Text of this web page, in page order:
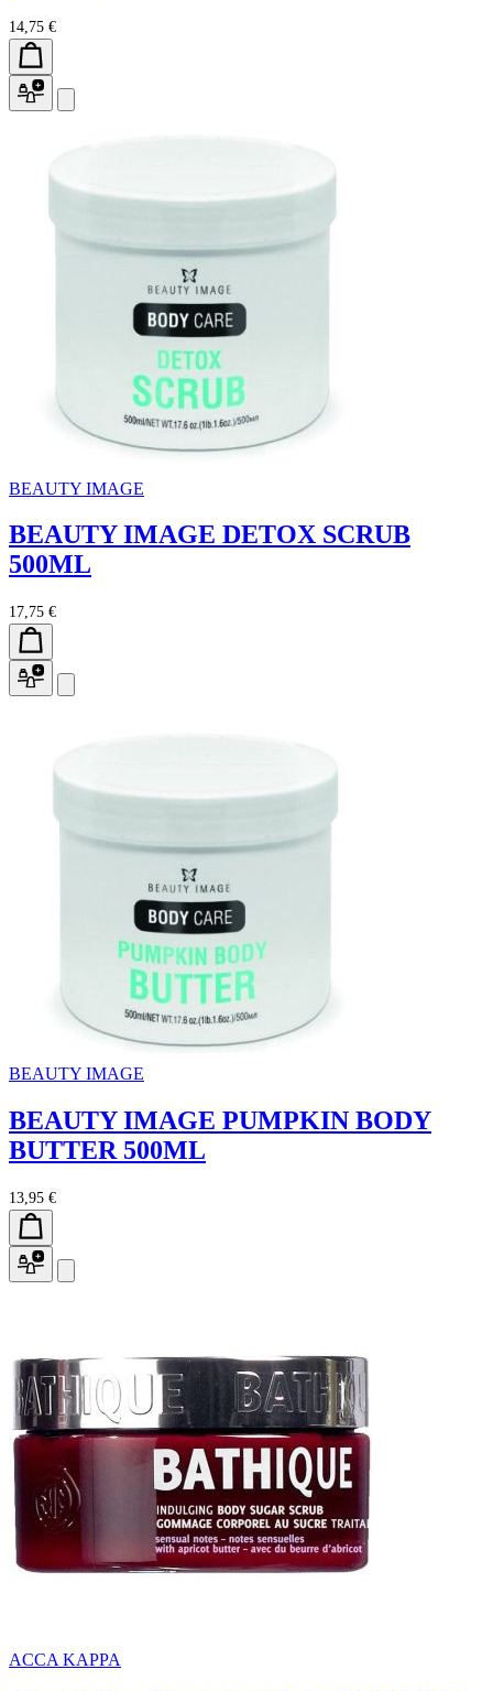
14,75 €
BEAUTY IMAGE
BEAUTY IMAGE DETOX SCRUB
500ML
17,75 €
BEAUTY IMAGE
BEAUTY IMAGE PUMPKIN BODY
BUTTER 500ML
13,95 €
ACCA KAPPA